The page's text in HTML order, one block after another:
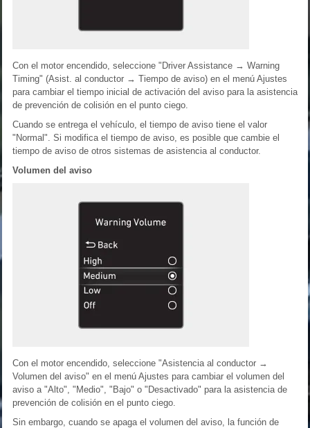
Con el motor encendido, seleccione "Driver Assistance → Warning
Timing" (Asist. al conductor → Tiempo de aviso) en el menú Ajustes
para cambiar el tiempo inicial de activación del aviso para la asistencia
de prevención de colisión en el punto ciego.
Cuando se entrega el vehículo, el tiempo de aviso tiene el valor
"Normal". Si modifica el tiempo de aviso, es posible que cambie el
tiempo de aviso de otros sistemas de asistencia al conductor.
Volumen del aviso
Con el motor encendido, seleccione "Asistencia al conductor →
Volumen del aviso" en el menú Ajustes para cambiar el volumen del
aviso a "Alto", "Medio", "Bajo" o "Desactivado" para la asistencia de
prevención de colisión en el punto ciego.
Sin embargo, cuando se apaga el volumen del aviso, la función de